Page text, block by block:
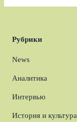
Рубрики
News
Аналитика
Интервью
История и культура